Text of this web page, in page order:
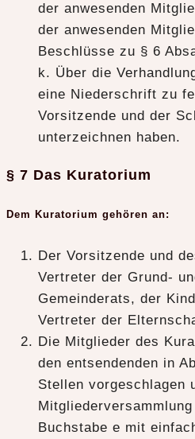
der anwesenden
der anwesenden
Beschlüsse zu § 6
k. Über die
eine Niederschrift zu
Vorsitzende und der
unterzeichnen haben.
§ 7 Das Kuratorium
Dem Kuratorium gehören an:
Der Vorsitzende und
Vertreter der Grund-
Gemeinderats, der
Vertreter der
Die Mitglieder des
den entsendenden in
Stellen vorgeschlagen
Buchstabe e mit